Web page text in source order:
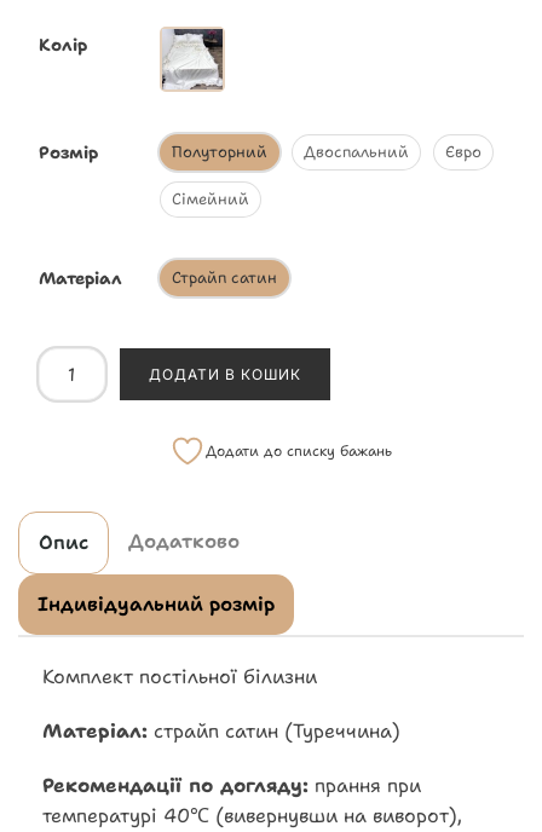
Колір
Розмір Полуторний Двоспальний Євро
Сімейний
Матеріал Страйп сатин
ДОДАТИ В КОШИК
Додати до списку бажань
Опис Додатково
Індивідуальний розмір
Комплект постільної білизни
Матеріал: страйп сатин (Туреччина)
Рекомендації по догляду: прання при
температурі 40℃ (вивернувши на виворот),